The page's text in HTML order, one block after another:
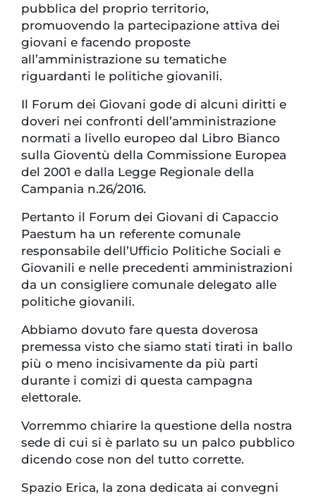
pubblica del proprio territorio,
promuovendo la partecipazione attiva dei
giovani e facendo proposte
all’amministrazione su tematiche
riguardanti le politiche giovanili.
Il Forum dei Giovani gode di alcuni diritti e
doveri nei confronti dell’amministrazione
normati a livello europeo dal Libro Bianco
sulla Gioventù della Commissione Europea
del 2001 e dalla Legge Regionale della
Campania n.26/2016.
Pertanto il Forum dei Giovani di Capaccio
Paestum ha un referente comunale
responsabile dell’Ufficio Politiche Sociali e
Giovanili e nelle precedenti amministrazioni
da un consigliere comunale delegato alle
politiche giovanili.
Abbiamo dovuto fare questa doverosa
premessa visto che siamo stati tirati in ballo
più o meno incisivamente da più parti
durante i comizi di questa campagna
elettorale.
Vorremmo chiarire la questione della nostra
sede di cui si è parlato su un palco pubblico
dicendo cose non del tutto corrette.
Spazio Erica, la zona dedicata ai convegni